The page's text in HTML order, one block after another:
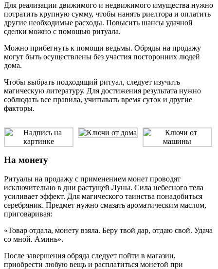
Для реализации движимого и недвижимого имущества нужно
потратить крупную сумму, чтобы нанять риелтора и оплатить
другие необходимые расходы. Повысить шансы удачной
сделки можно с помощью ритуала.
Можно прибегнуть к помощи ведьмы. Обряды на продажу
могут быть осуществлены без участия посторонних людей
дома.
Чтобы выбрать подходящий ритуал, следует изучить
магическую литературу. Для достижения результата нужно
соблюдать все правила, учитывать время суток и другие
факторы.
На монету
Ритуалы на продажу с применением монет проводят
исключительно в дни растущей Луны. Сила небесного тела
усиливает эффект. Для магического таинства понадобиться
серебряник. Предмет нужно смазать ароматическим маслом,
приговаривая:
«Товар отдала, монету взяла. Беру твой дар, отдаю свой. Удача
со мной. Аминь».
После завершения обряда следует пойти в магазин,
приобрести любую вещь и расплатиться монетой при